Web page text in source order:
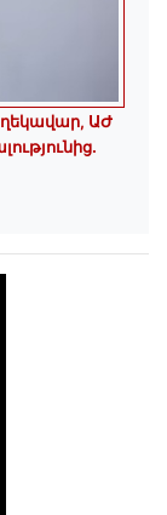
ԱԺ